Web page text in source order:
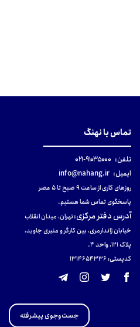
تماس با نهنگ
تلفن: ۹۱۰۳۵۰۰۰-۰۲۱
ایمیل: info@nahang.ir
روزهای کاری از ساعت ۹ صبح تا ۵ عصر
پاسخگوی تماس شما هستیم.
آدرس دفتر مرکزی:تهران، میدان انقلاب
خیابان ژاندارمری، بین کارگر و منیری جاوید،
پلاک 121، واحد ۴.
کدپستی: 131465433۶
جست‌وجوی پیشرفته